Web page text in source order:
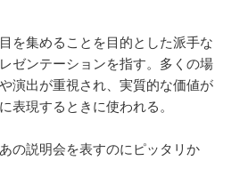
を集めることを目的とした派手な
ゼンテーションを指す。多くの場
演出が重視され、実質的な価値が
表現するときに使われる。
の説明会を表すのにピッタリか